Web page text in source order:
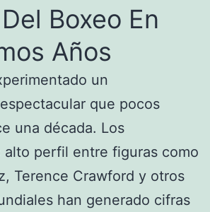
Boxeo En
Años
un
que pocos
una década. Los
alto perfil entre figuras como
Terence Crawford y otros
han generado cifras